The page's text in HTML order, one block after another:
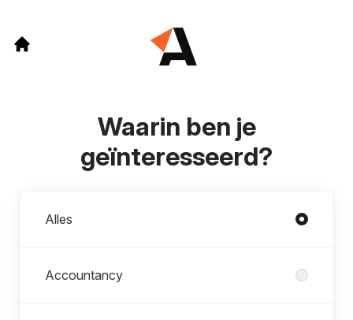
Waarin ben je
geïnteresseerd?
Alles
Accountancy